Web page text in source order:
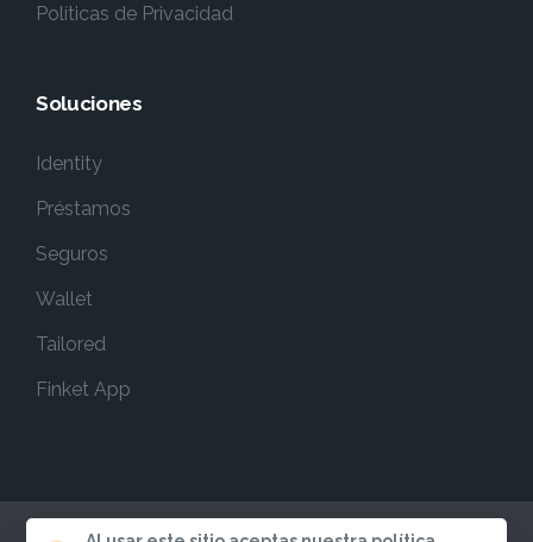
Políticas de Privacidad
Soluciones
Identity
Préstamos
Seguros
Wallet
Tailored
Finket App